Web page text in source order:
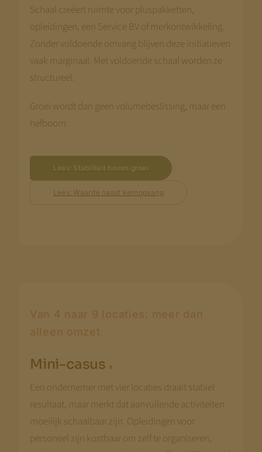
Schaal creëert ruimte voor pluspakketten,
opleidingen, een Service BV of merkontwikkeling.
Zonder voldoende omvang blijven deze initiatieven
vaak marginaal. Met voldoende schaal worden ze
structureel.
Groei wordt dan geen volumebeslissing, maar een
hefboom.
Lees: Stabiliteit boven groei
Lees: Waarde naast kernopvang
Van 4 naar 9 locaties: meer dan
alleen omzet
Mini-casus .
Een ondernemer met vier locaties draait stabiel
resultaat, maar merkt dat aanvullende activiteiten
moeilijk schaalbaar zijn. Opleidingen voor
personeel zijn kostbaar om zelf te organiseren,